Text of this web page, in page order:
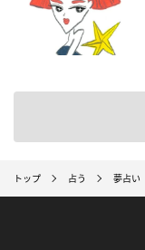
トップ 占う 夢占い